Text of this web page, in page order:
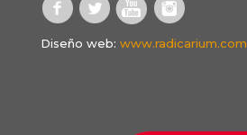
Diseño web: www.radicarium.com